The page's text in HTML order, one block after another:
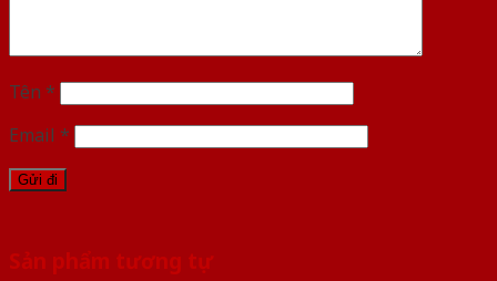
Tên *
Email *
Sản phẩm tương tự